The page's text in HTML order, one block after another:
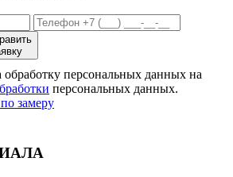
обработку персональных данных на
персональных данных.
замеру